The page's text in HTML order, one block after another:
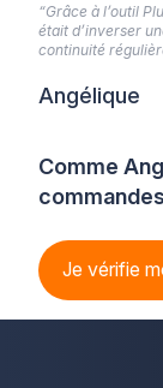
Comme
Je vérifie
“Grâce à l’outil
était d’inverser
continuité
Angélique